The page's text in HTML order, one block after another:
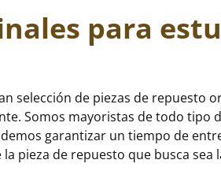
para
selección de piezas de repuesto
Somos mayoristas de todo tipo
garantizar un tiempo de
pieza de repuesto que busca sea